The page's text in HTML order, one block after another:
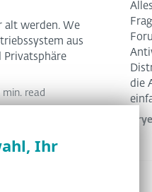
alt werden. We
aus
Privatsphäre
min. read
die
Ihr